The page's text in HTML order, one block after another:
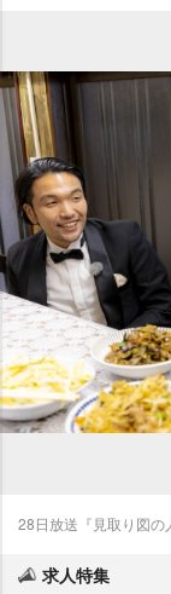
28日放送『見取り図の
求人特集